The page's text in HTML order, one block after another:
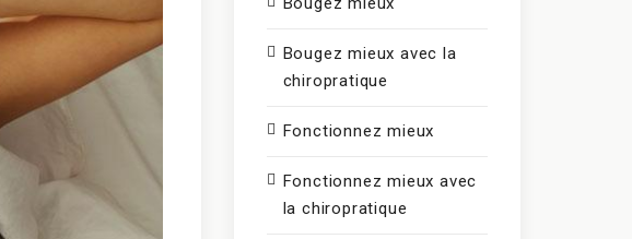
Bougez mieux avec la
chiropratique
Fonctionnez mieux
Fonctionnez mieux avec
la chiropratique